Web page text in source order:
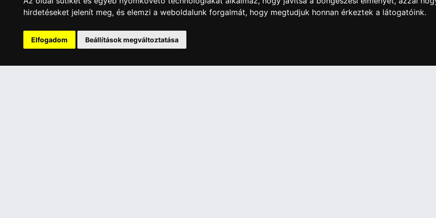
hirdetéseket jelenít meg, és elemzi a weboldalunk forgalmát, hogy megtudjuk honnan érkeztek a látogatóink.
Elfogadom Beállítások megváltoztatása